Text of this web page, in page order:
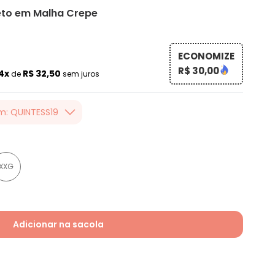
em Malha Crepe
de R$ 32,50 sem juros
ECONOMIZE
R$ 30,00
QUINTESS19
valor, usando o
toda loja Quintess,
Adicionar na sacola